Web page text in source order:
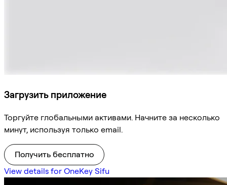
Загрузить приложение
Торгуйте глобальными активами. Начните за несколько
минут, используя только email.
Получить бесплатно
View details for OneKey Sifu